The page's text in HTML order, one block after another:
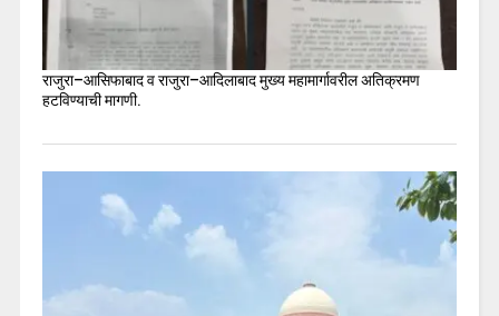
राजुरा–आसिफाबाद व राजुरा–आदिलाबाद मुख्य महामार्गावरील अतिक्रमण
हटविण्याची मागणी.